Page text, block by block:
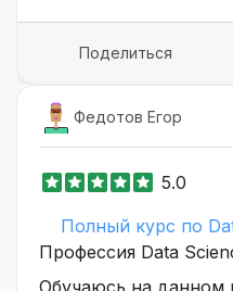
Поделиться
Федотов Егор
5.0
Полный курс по
Профессия Data